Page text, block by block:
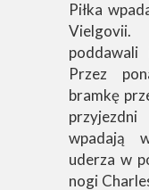
Piłka
Przez
bramkę
wpadają
uderza w
nogi